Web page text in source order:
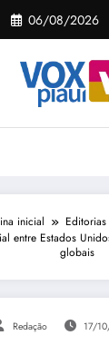
06/08/2026
inicial Editorias
entre Estados
globais
Redação 17/